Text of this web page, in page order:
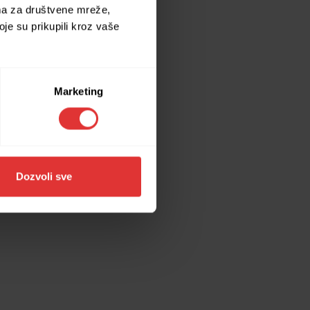
za društvene mreže,
su prikupili kroz vaše
Marketing
Dozvoli sve